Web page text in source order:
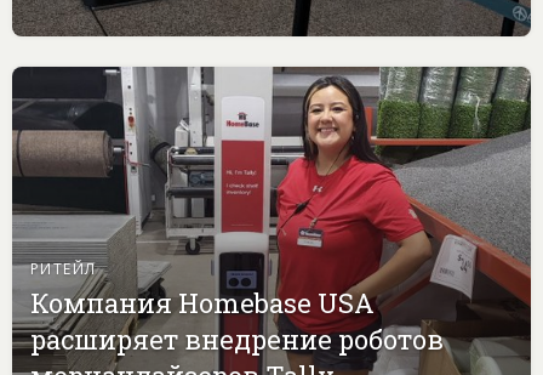
РИТЕЙЛ
Компания Homebase USA
расширяет внедрение роботов